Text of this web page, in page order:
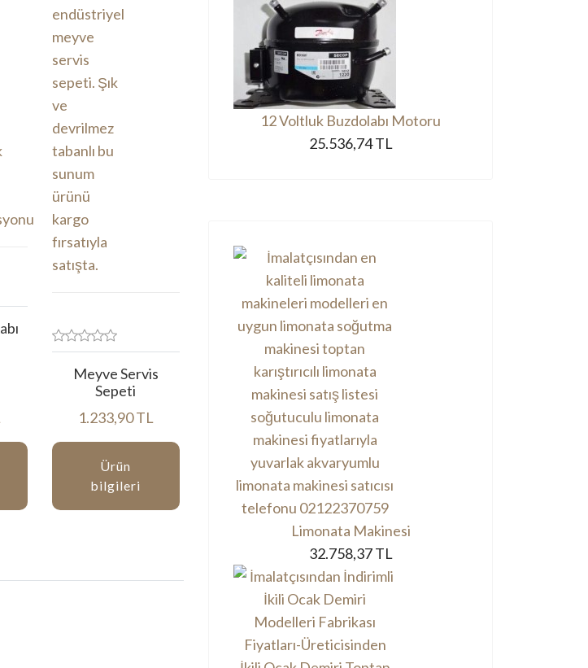
Meyve Servis
Sepeti
1.233,90 TL
Ürün
bilgileri
12 Voltluk Buzdolabı Motoru
25.536,74 TL
Limonata Makinesi
32.758,37 TL